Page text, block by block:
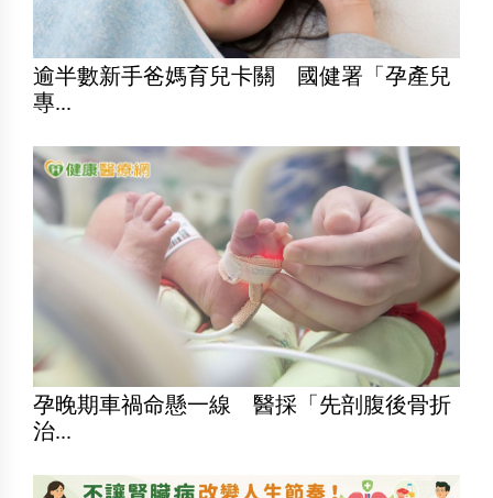
逾半數新手爸媽育兒卡關 國健署「孕產兒
專...
孕晚期車禍命懸一線 醫採「先剖腹後骨折
治...